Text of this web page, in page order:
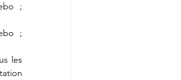
;
;
les